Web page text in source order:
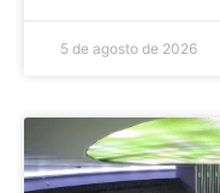
5 de agosto de 2026